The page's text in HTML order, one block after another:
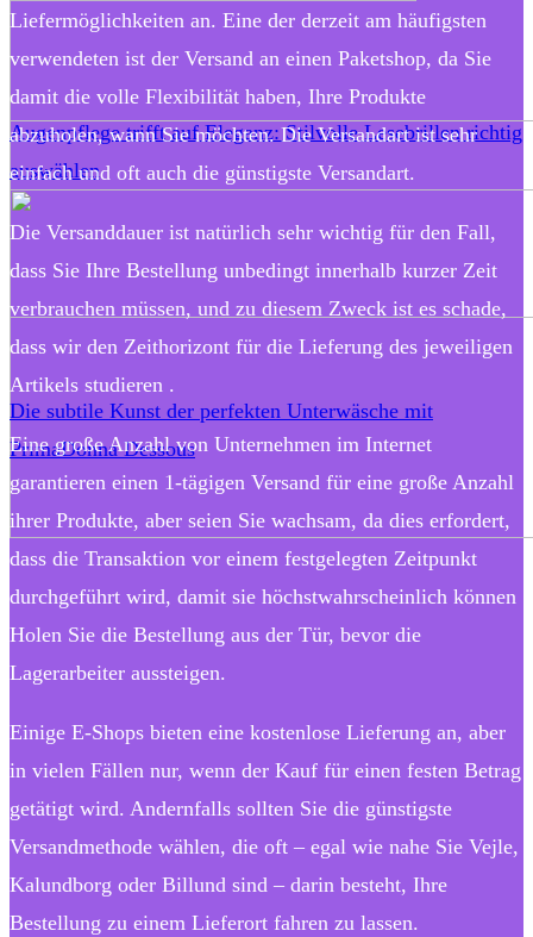
Augenpflege trifft auf Eleganz: Stilvolle Lesebrillen richtig
auswählen
Die subtile Kunst der perfekten Unterwäsche mit
PrimaDonna Dessous
Liefermöglichkeiten an. Eine der derzeit am häufigsten
verwendeten ist der Versand an einen Paketshop, da Sie
damit die volle Flexibilität haben, Ihre Produkte
abzuholen, wann Sie möchten. Die Versandart ist sehr
einfach und oft auch die günstigste Versandart.
Die Versanddauer ist natürlich sehr wichtig für den Fall,
dass Sie Ihre Bestellung unbedingt innerhalb kurzer Zeit
verbrauchen müssen, und zu diesem Zweck ist es schade,
dass wir den Zeithorizont für die Lieferung des jeweiligen
Artikels studieren .
Eine große Anzahl von Unternehmen im Internet
garantieren einen 1-tägigen Versand für eine große Anzahl
ihrer Produkte, aber seien Sie wachsam, da dies erfordert,
dass die Transaktion vor einem festgelegten Zeitpunkt
durchgeführt wird, damit sie höchstwahrscheinlich können
Holen Sie die Bestellung aus der Tür, bevor die
Lagerarbeiter aussteigen.
Einige E-Shops bieten eine kostenlose Lieferung an, aber
in vielen Fällen nur, wenn der Kauf für einen festen Betrag
getätigt wird. Andernfalls sollten Sie die günstigste
Versandmethode wählen, die oft – egal wie nahe Sie Vejle,
Kalundborg oder Billund sind – darin besteht, Ihre
Bestellung zu einem Lieferort fahren zu lassen.